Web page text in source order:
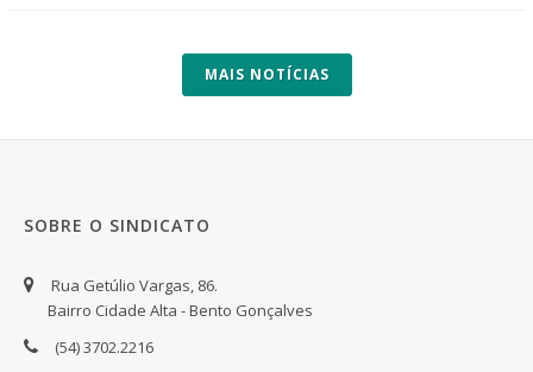
MAIS NOTÍCIAS
SOBRE O SINDICATO
Rua Getúlio Vargas, 86.
Bairro Cidade Alta - Bento Gonçalves
(54) 3702.2216